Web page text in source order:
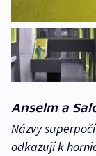
Anselm a
Názvy
odkazují k